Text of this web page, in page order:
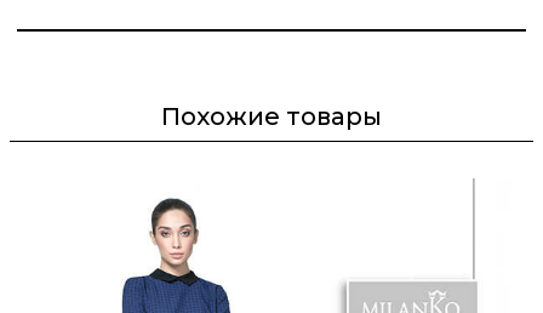
Похожие товары